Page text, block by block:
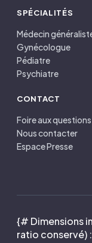
SPÉCIALITÉS
Médecin
Gynécologue
Pédiatre
Psychiatre
CONTACT
Foire aux questions
Nous contacter
Espace Presse
{# Dimensions
ratio conservé)